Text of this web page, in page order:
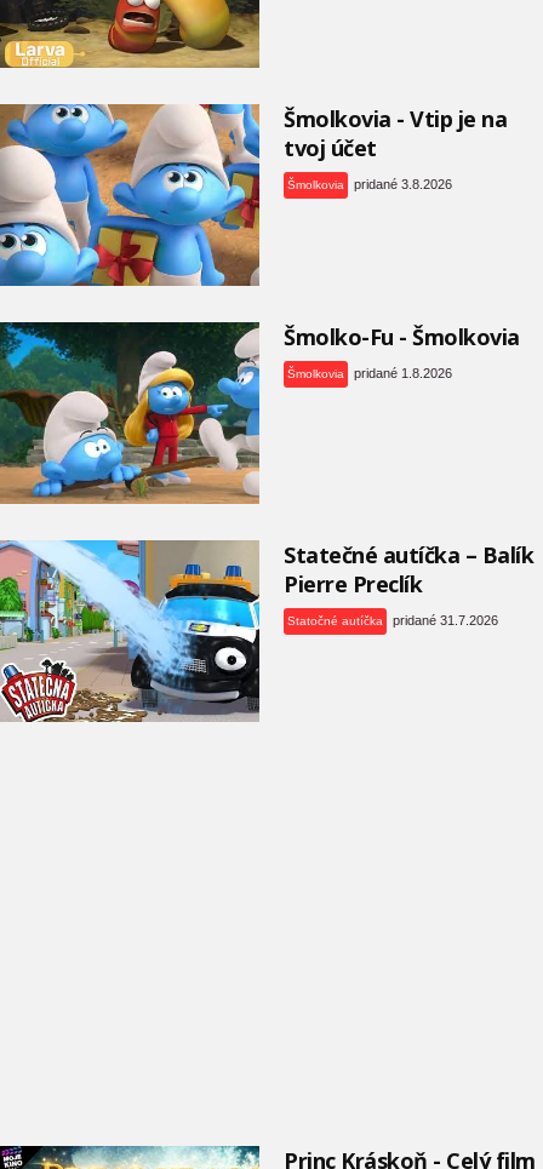
Šmolkovia - Vtip je na
tvoj účet
Šmolkovia pridané 3.8.2026
Šmolko-Fu - Šmolkovia
Šmolkovia pridané 1.8.2026
Statečné autíčka – Balík
Pierre Preclík
Statočné autíčka pridané 31.7.2026
Princ Kráskoň - Celý film